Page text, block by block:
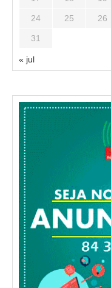
24 25 26
31
« jul